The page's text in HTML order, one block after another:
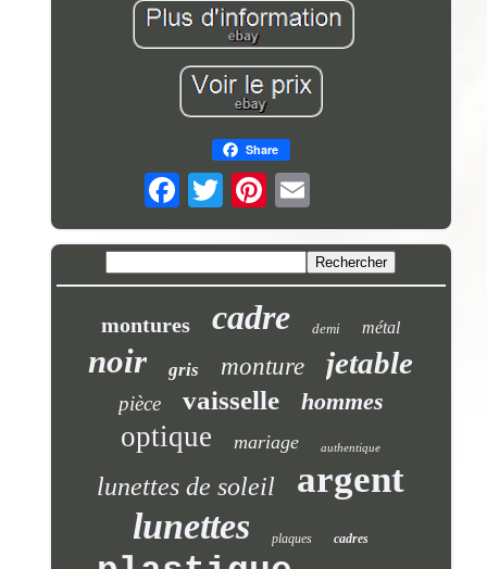
Share
montures cadre demi métal
noir gris monture jetable
pièce vaisselle hommes
optique mariage authentique
lunettes de soleil argent
lunettes plaques cadres